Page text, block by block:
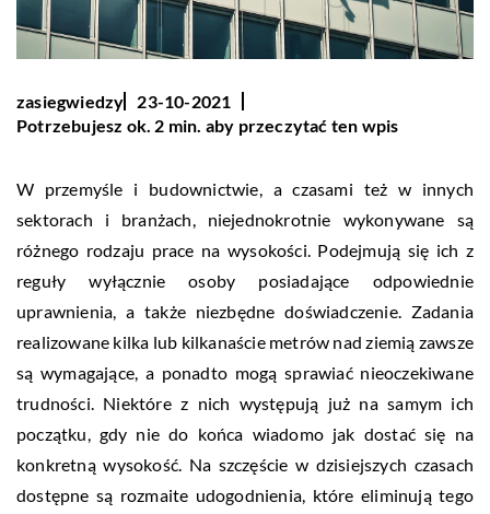
zasiegwiedzy
23-10-2021
Potrzebujesz ok. 2 min. aby przeczytać ten wpis
W przemyśle i budownictwie, a czasami też w innych
sektorach i branżach, niejednokrotnie wykonywane są
różnego rodzaju prace na wysokości. Podejmują się ich z
reguły wyłącznie osoby posiadające odpowiednie
uprawnienia, a także niezbędne doświadczenie. Zadania
realizowane kilka lub kilkanaście metrów nad ziemią zawsze
są wymagające, a ponadto mogą sprawiać nieoczekiwane
trudności. Niektóre z nich występują już na samym ich
początku, gdy nie do końca wiadomo jak dostać się na
konkretną wysokość. Na szczęście w dzisiejszych czasach
dostępne są rozmaite udogodnienia, które eliminują tego